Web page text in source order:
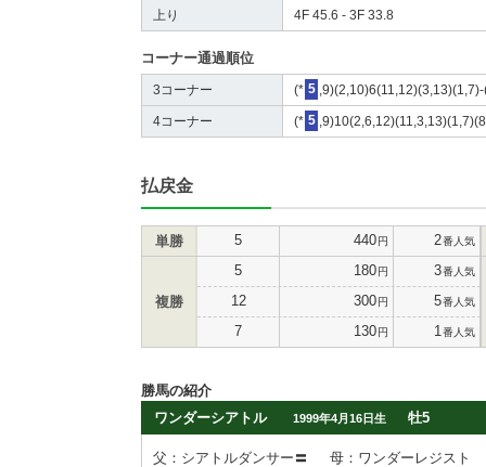
上り 4F 45.6 - 3F 33.8
コーナー通過順位
3コーナー (* 5
4コーナー (* 5
払戻金
単勝 5 440円 2番人気
複勝
5 180円 3番人気
12 300円 5番人気
7 130円 1 番人気
勝馬の紹介
ワンダーシアトル
1999年4月16日生 牡5
父：シアトルダンサー〓
母：ワンダーレジスト